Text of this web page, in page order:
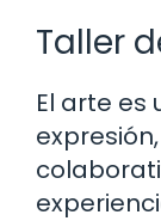
Taller
El arte